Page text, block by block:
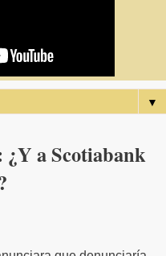
▼
a Scotiabank